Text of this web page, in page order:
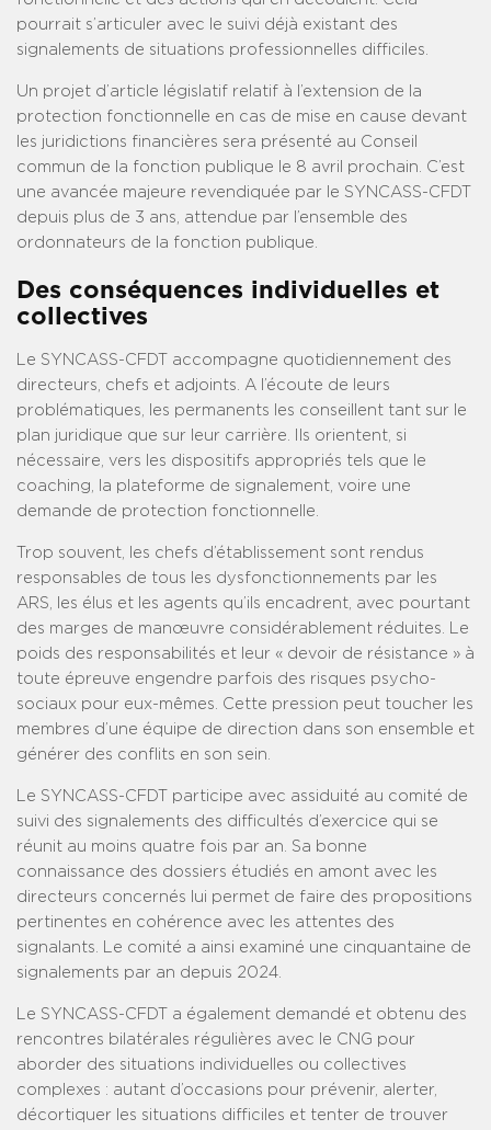
pourrait s’articuler avec le suivi déjà existant des
signalements de situations professionnelles difficiles.
Un projet d’article législatif relatif à l’extension de la
protection fonctionnelle en cas de mise en cause devant
les juridictions financières sera présenté au Conseil
commun de la fonction publique le 8 avril prochain. C’est
une avancée majeure revendiquée par le SYNCASS-CFDT
depuis plus de 3 ans, attendue par l’ensemble des
ordonnateurs de la fonction publique.
Des conséquences individuelles et
collectives
Le SYNCASS-CFDT accompagne quotidiennement des
directeurs, chefs et adjoints. A l’écoute de leurs
problématiques, les permanents les conseillent tant sur le
plan juridique que sur leur carrière. Ils orientent, si
nécessaire, vers les dispositifs appropriés tels que le
coaching, la plateforme de signalement, voire une
demande de protection fonctionnelle.
Trop souvent, les chefs d’établissement sont rendus
responsables de tous les dysfonctionnements par les
ARS, les élus et les agents qu’ils encadrent, avec pourtant
des marges de manœuvre considérablement réduites. Le
poids des responsabilités et leur « devoir de résistance » à
toute épreuve engendre parfois des risques psycho-
sociaux pour eux-mêmes. Cette pression peut toucher les
membres d’une équipe de direction dans son ensemble et
générer des conflits en son sein.
Le SYNCASS-CFDT participe avec assiduité au comité de
suivi des signalements des difficultés d’exercice qui se
réunit au moins quatre fois par an. Sa bonne
connaissance des dossiers étudiés en amont avec les
directeurs concernés lui permet de faire des propositions
pertinentes en cohérence avec les attentes des
signalants. Le comité a ainsi examiné une cinquantaine de
signalements par an depuis 2024.
Le SYNCASS-CFDT a également demandé et obtenu des
rencontres bilatérales régulières avec le CNG pour
aborder des situations individuelles ou collectives
complexes : autant d’occasions pour prévenir, alerter,
décortiquer les situations difficiles et tenter de trouver